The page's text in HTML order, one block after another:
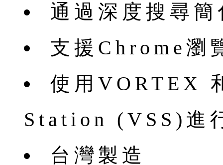
通過深度搜尋
支援Chrome瀏
使用VORTEX
Station (VSS)進
台灣製造